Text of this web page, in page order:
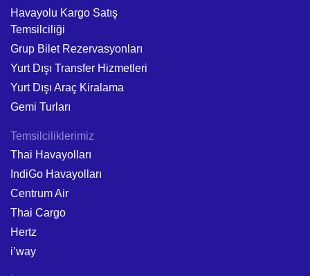
Havayolu Kargo Satış
Temsilciliği
Grup Bilet Rezervasyonları
Yurt Dışı Transfer Hizmetleri
Yurt Dışı Araç Kiralama
Gemi Turları
Temsilciliklerimiz
Thai Havayolları
IndiGo Havayolları
Centrum Air
Thai Cargo
Hertz
i’way